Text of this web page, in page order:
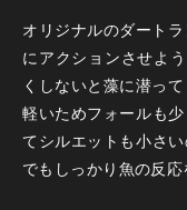
オリジナルのダート
にアクションさせよ
くしないと藻に潜っ
軽いためフォールも
てシルエットも小さ
でもしっかり魚の反応